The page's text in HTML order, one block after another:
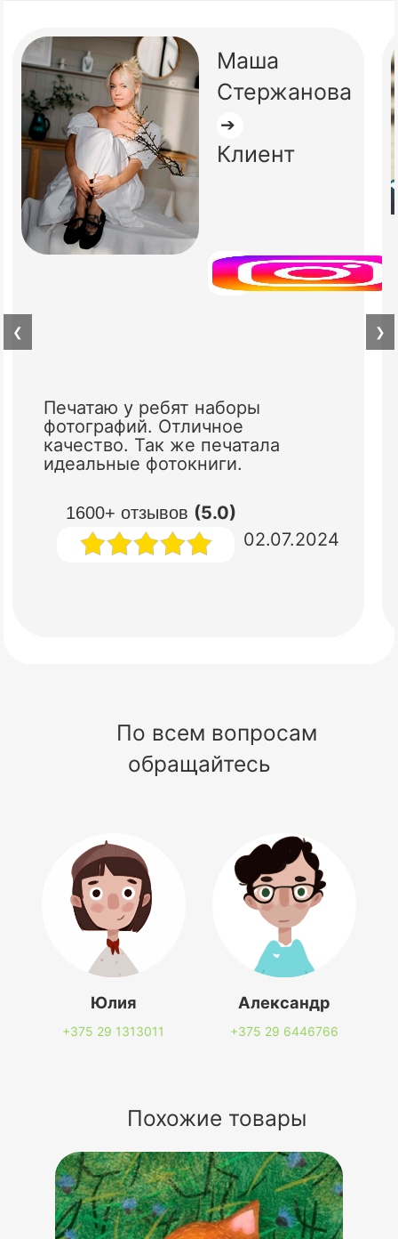
Маша
Стержанова
➔
Клиент
1600+ отзывов (5.0)
Печатаю у ребят наборы
фотографий. Отличное
качество. Так же печатала
идеальные фотокниги.
02.07.2024
❮ ❯
По всем вопросам
обращайтесь
Юлия
+375 29 1313011
Александр
+375 29 6446766
Похожие товары